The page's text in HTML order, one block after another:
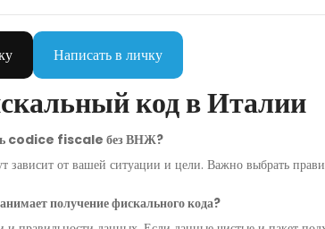
Написать в личку
код в Италии
codice fiscale без ВНЖ?
зависит от вашей ситуации и цели. Важно выбрать
получение фискального кода?